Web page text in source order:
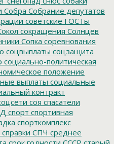
Собра Собрание депутатов
советские ГОСТы
сокращения Солнцев
Сопка соревнования
соцвыплаты соцзащита
социально-политическая
положение
выплаты социальные
контракт
соя спасатели
спорт спортивная
спорткомплекс
справки СПЧ среднее